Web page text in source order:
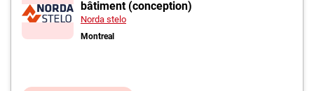
bâtiment (conception)
Norda stelo
Montreal